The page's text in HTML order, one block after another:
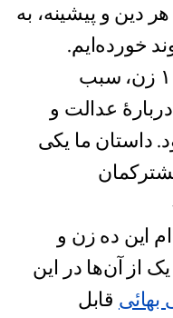
دین و پیشینه، به
خورده‌ایم.
امیدواریم یادبود اعدام این ١٠ زن، سبب
عدالت و
داستان ما یکی
این ده زن و
از آن‌ها در این
قابل